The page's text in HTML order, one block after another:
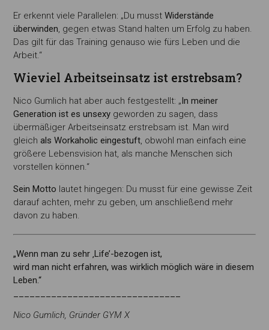
Er erkennt viele Parallelen: „Du musstWiderstände
überwinden, gegen etwas Stand halten um Erfolg zu haben.
Das gilt für das Training genauso wie fürs Leben und die
Arbeit.“
Wieviel Arbeitseinsatz ist erstrebsam?
Nico Gumlich hat aber auch festgestellt: „In meiner
Generation ist es unsexy geworden zu sagen, dass
übermäßiger Arbeitseinsatz erstrebsam ist. Man wird
gleichals Workaholic eingestuft, obwohl man einfach eine
größere Lebensvision hat, als manche Menschen sich
vorstellen können.“
Sein Motto lautet hingegen: Du musst für eine gewisse Zeit
darauf achten, mehr zu geben, um anschließend mehr
davon zu haben.
„Wenn man zu sehr ‚Life’-bezogen ist,
wird man nicht erfahren, was wirklich möglich wäre in diesem
Leben.“
Nico Gumlich, Gründer GYM X